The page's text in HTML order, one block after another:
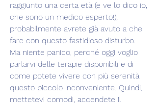
raggiunto una certa età (e ve lo dico io,
che sono un medico esperto!),
probabilmente avrete già avuto a che
fare con questo fastidioso disturbo.
Ma niente panico, perché oggi voglio
parlarvi delle terapie disponibili e di
come potete vivere con più serenità
questo piccolo inconveniente. Quindi,
mettetevi comodi, accendete il